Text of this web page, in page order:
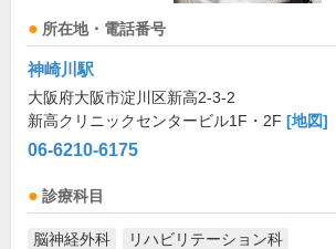
所在地・電話番号
神崎川駅
大阪府大阪市淀川区新高2-3-2
新高クリニックセンタービル1F・2F [地図]
06-6210-6175
診療科目
脳神経外科 リハビリテーション科